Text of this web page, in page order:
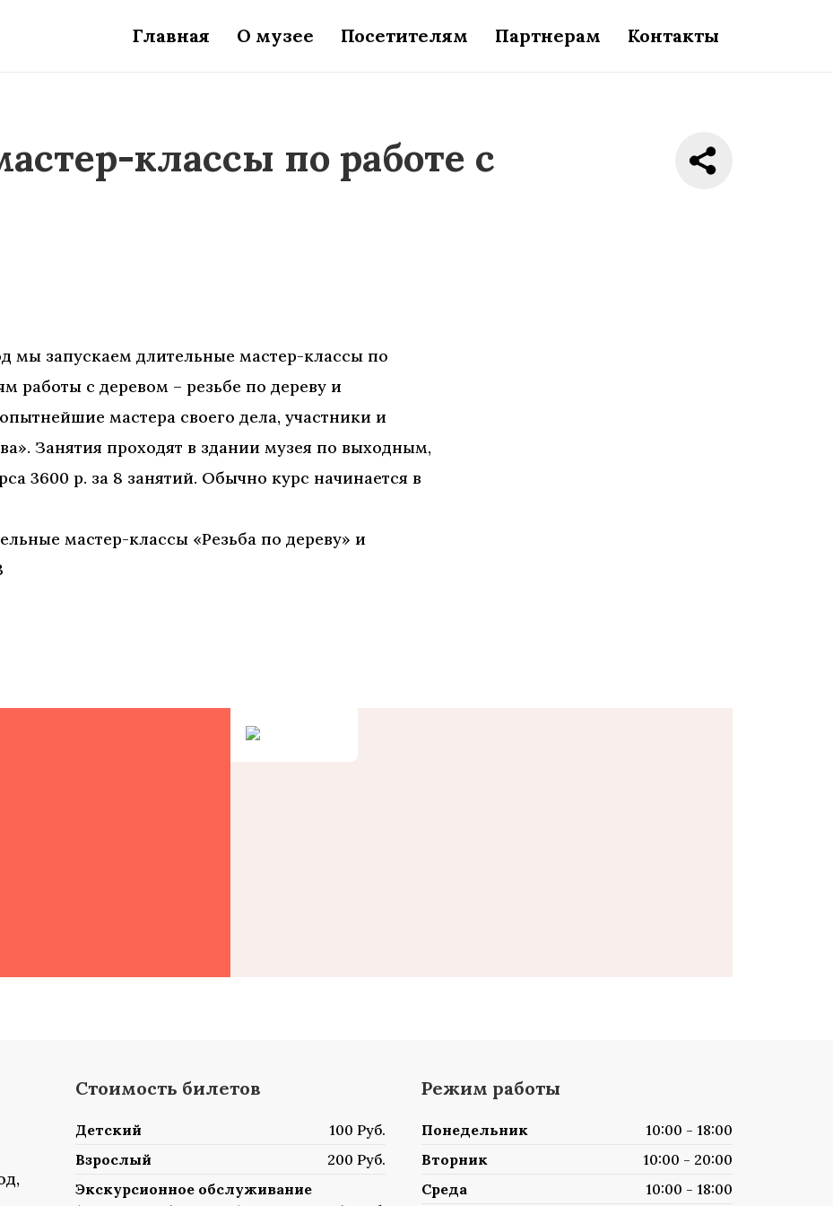
Главная О музее Посетителям Партнерам Контакты
классы по работе с
мы запускаем длительные мастер-классы по
работы с деревом – резьбе по дереву и
мастера своего дела, участники и
Занятия проходят в здании музея по выходным,
3600 р. за 8 занятий. Обычно курс начинается в
мастер-классы «Резьба по дереву» и
Стоимость билетов
Детский
100 Руб.
Взрослый
200 Руб.
Экскурсионное обслуживание
Режим работы
Понедельник
10:00 - 18:00
Вторник
10:00 - 20:00
Среда
10:00 - 18:00